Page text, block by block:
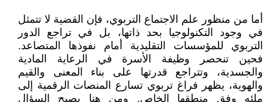
أما من منظور علم الاجتماع التربوي، فإن القضية لا تتمثل
في وجود التكنولوجيا بحد ذاتها، بل في تراجع الدور
التربوي للمؤسسات التقليدية أمام نفوذها المتصاعد.
فحين تنحصر وظيفة الأسرة في الرعاية المادية
والجسدية، وتتراجع قدرتها على بناء المعنى والقيم
والهوية، يظهر فراغ تربوي تسارع المنصات الرقمية إلى
ملئه وفق منطقها الخاص. ومن هنا يصبح السؤال